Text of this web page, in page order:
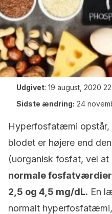
Udgivet: 19 august, 2020
Sidste ændring: 24
Hyperfosfatæmi opstår,
blodet er højere end
(uorganisk fosfat, vel
normale
2,5 og 4,5 mg/dL. En
normalt hyperfosfatæmi,